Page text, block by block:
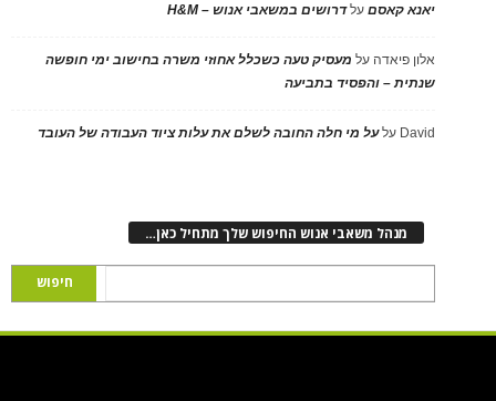
יאנא קאסםעלדרושים במשאבי אנוש – H&M
אלון פיאדה על מעסיק טעה כשכלל אחוזי משרה בחישוב ימי חופשה
שנתית – והפסיד בתביעה
David עלעל מי חלה החובה לשלם את עלות ציוד העבודה של העובד
מנהל משאבי אנוש החיפוש שלך מתחיל כאן…